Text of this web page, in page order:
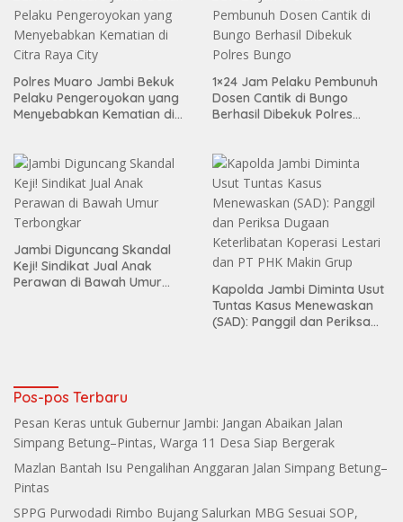
Polres Muaro Jambi Bekuk
Pelaku Pengeroyokan yang
Menyebabkan Kematian di
1×24 Jam Pelaku Pembunuh
Dosen Cantik di Bungo
Berhasil Dibekuk Polres
Jambi Diguncang Skandal
Keji! Sindikat Jual Anak
Perawan di Bawah Umur
Kapolda Jambi Diminta Usut
Tuntas Kasus Menewaskan
(SAD): Panggil dan Periksa
Pos-pos Terbaru
Pesan Keras untuk Gubernur Jambi: Jangan Abaikan Jalan
Simpang Betung–Pintas, Warga 11 Desa Siap Bergerak
Mazlan Bantah Isu Pengalihan Anggaran Jalan Simpang Betung–
Pintas
SPPG Purwodadi Rimbo Bujang Salurkan MBG Sesuai SOP,